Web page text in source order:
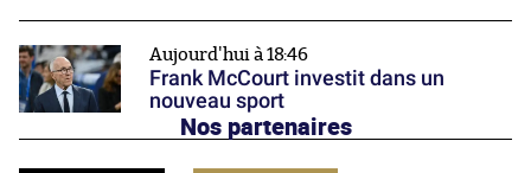
Aujourd'hui à 18:46
Frank McCourt investit dans un
nouveau sport
Nos partenaires